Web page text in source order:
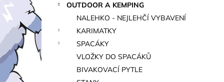
r
a
n
OUTDOOR A KEMPING
NALEHKO - NEJLEHČÍ VYBAVENÍ
KARIMATKY
SPACÁKY
VLOŽKY DO SPACÁKŮ
BIVAKOVACÍ PYTLE
CARNOSPORT GEL 100 ML
899 Kč